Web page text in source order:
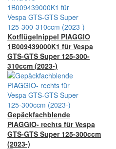
Kotflügelnippel PIAGGIO
1B009439000K1 für Vespa
GTS-GTS Super 125-300-
310ccm (2023-)
Gepäckfachblende
PIAGGIO- rechts für Vespa
GTS-GTS Super 125-300ccm
(2023-)